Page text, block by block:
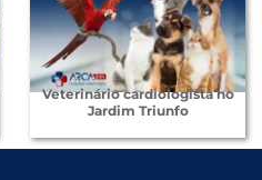
Veterinário cardiologista no
Jardim Triunfo